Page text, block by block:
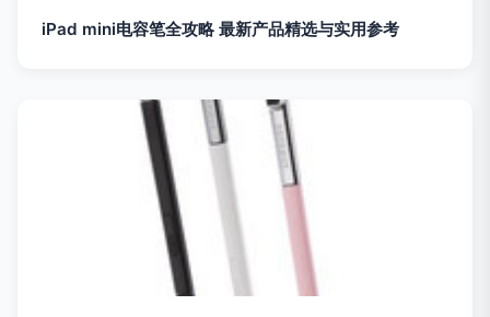
iPad mini电容笔全攻略 最新产品精选与实用参考